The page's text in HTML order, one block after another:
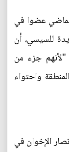
عضوا في
للسيسي، أن
"لأنهم جزء من
واحتواء
الإخوان في